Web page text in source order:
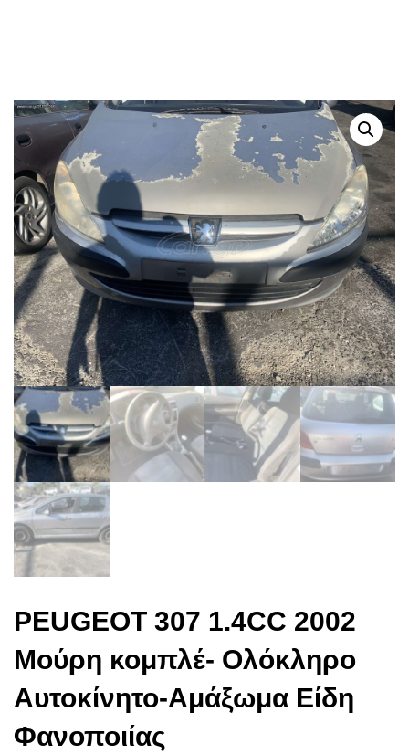
PEUGEOT 307 1.4CC 2002
Μούρη κομπλέ- Ολόκληρο
Αυτοκίνητο-Αμάξωμα Είδη
Φανοποιίας